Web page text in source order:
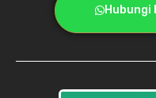
Hubungi